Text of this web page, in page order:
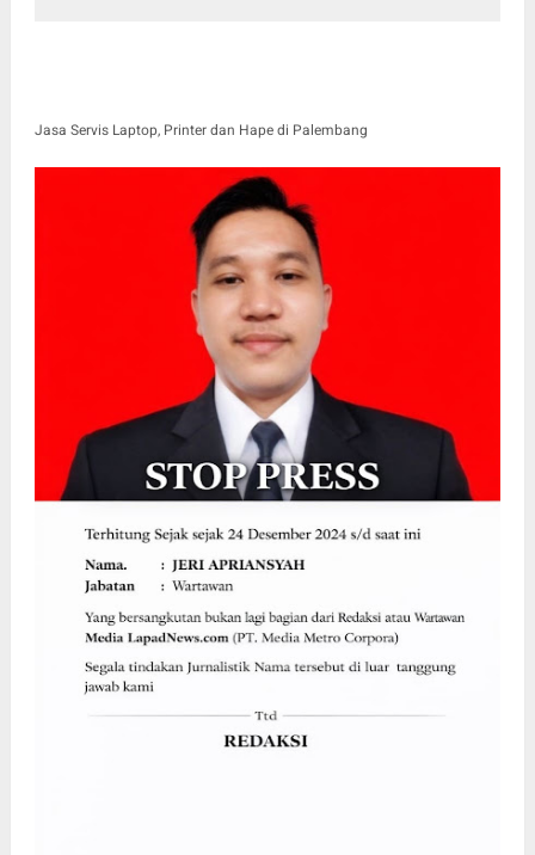
Jasa Servis Laptop, Printer dan Hape di Palembang